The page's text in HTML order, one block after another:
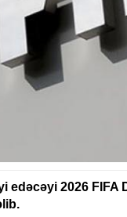
edəcəyi 2026 FIFA